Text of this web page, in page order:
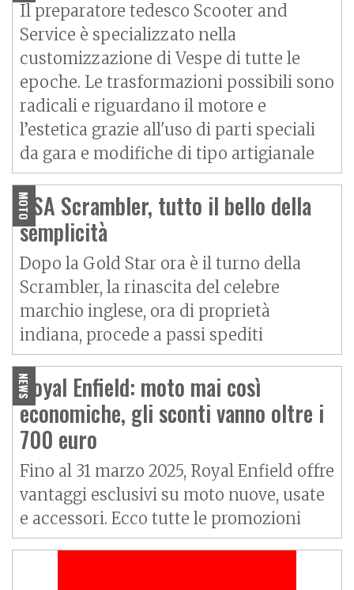
Il preparatore tedesco Scooter and
Service è specializzato nella
customizzazione di Vespe di tutte le
epoche. Le trasformazioni possibili sono
radicali e riguardano il motore e
l’estetica grazie all'uso di parti speciali
da gara e modifiche di tipo artigianale
MOTO
BSA Scrambler, tutto il bello della
semplicità
Dopo la Gold Star ora è il turno della
Scrambler, la rinascita del celebre
marchio inglese, ora di proprietà
indiana, procede a passi spediti
NEWS
Royal Enfield: moto mai così
economiche, gli sconti vanno oltre i
700 euro
Fino al 31 marzo 2025, Royal Enfield offre
vantaggi esclusivi su moto nuove, usate
e accessori. Ecco tutte le promozioni